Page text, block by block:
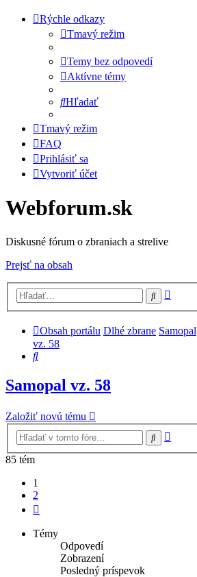
Rýchle odkazy
Tmavý režim
Temy bez odpovedí
Aktívne témy
Hľadať
Tmavý režim
FAQ
Prihlásiť sa
Vytvoriť účet
Webforum.sk
Diskusné fórum o zbraniach a strelive
Prejsť na obsah
Hľadať
Obsah portálu Dlhé zbrane Samopal
vz. 58
Hľadať
Samopal vz. 58
Založiť novú tému
Hľadať
85 tém
1
2
Témy
Odpovedí
Zobrazení
Posledný príspevok